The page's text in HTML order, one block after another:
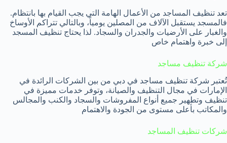
تعد تنظيف المساجد من الأعمال الهامة التي يجب القيام بها بانتظام.
فالمسجد يستقبل الآلاف من المصلين يومياً، وبالتالي تتراكم الأوساخ
والغبار على الأرضيات والجدران والسجاد. لذا يحتاج تنظيف المسجد
إلى خبرة واهتمام خاص
شركة تنظيف مساجد
تُعتبر شركة تنظيف مساجد في دبي من بين الشركات الرائدة في
الإمارات في مجال التنظيف والصيانة، وتوفر خدمات مميزة في
تنظيف وتطهير جميع أنواع المفروشات والسجاد والكنب والمجالس
والمكاتب بأعلى مستوى من الجودة والاهتمام
شركات تنظيف المساجد